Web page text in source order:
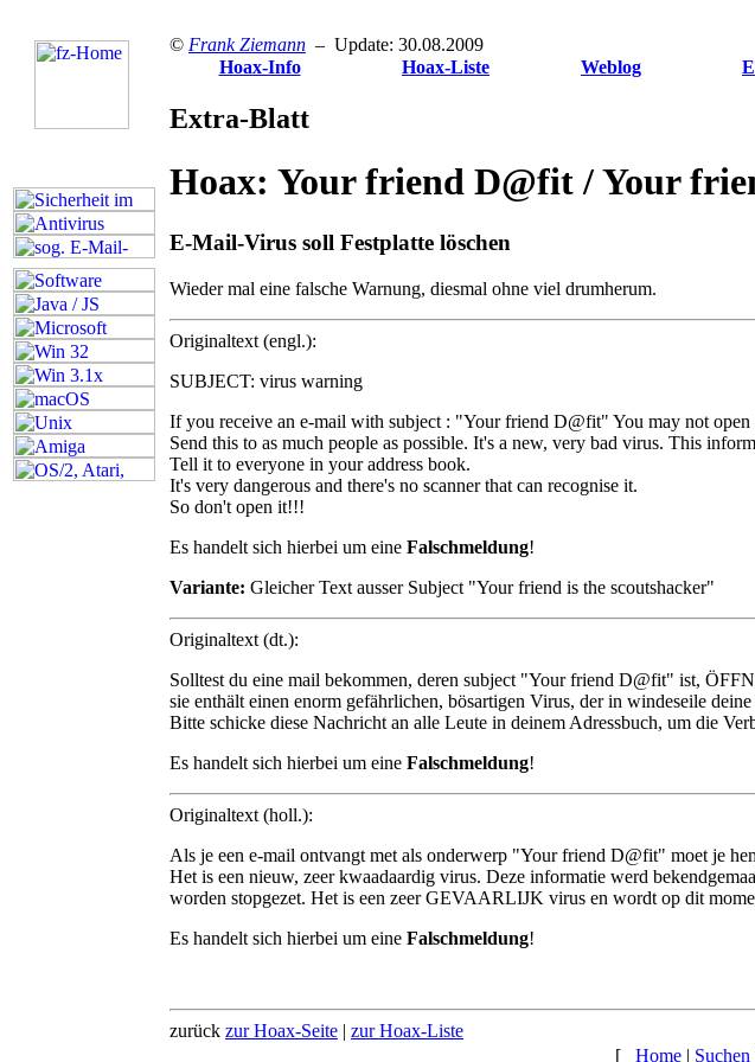
© Frank Ziemann – Update: 30.08.2009
Hoax-Info
Hoax-Liste Weblog
Extra-Blatt
Hoax: Your friend D@fit / Your
E-Mail-Virus soll Festplatte löschen
Wieder mal eine falsche Warnung, diesmal ohne viel drumherum.
Originaltext (engl.):
SUBJECT: virus warning
If you receive an e-mail with subject : "Your friend D@fit" You may not
Send this to as much people as possible. It's a new, very bad virus. This
Tell it to everyone in your address book.
It's very dangerous and there's no scanner that can recognise it.
So don't open it!!!
Es handelt sich hierbei um eine Falschmeldung!
Variante: Gleicher Text ausser Subject "Your friend is the scoutshacker"
Originaltext (dt.):
Solltest du eine mail bekommen, deren subject "Your friend D@fit" ist,
sie enthält einen enorm gefährlichen, bösartigen Virus, der in windeseile deine
Bitte schicke diese Nachricht an alle Leute in deinem Adressbuch, um die
Es handelt sich hierbei um eine Falschmeldung!
Originaltext (holl.):
Als je een e-mail ontvangt met als onderwerp "Your friend D@fit" moet je
Het is een nieuw, zeer kwaadaardig virus. Deze informatie werd
worden stopgezet. Het is een zeer GEVAARLIJK virus en wordt op dit
Es handelt sich hierbei um eine Falschmeldung!
zurück zur Hoax-Seite | zur Hoax-Liste
[ Home | Suchen